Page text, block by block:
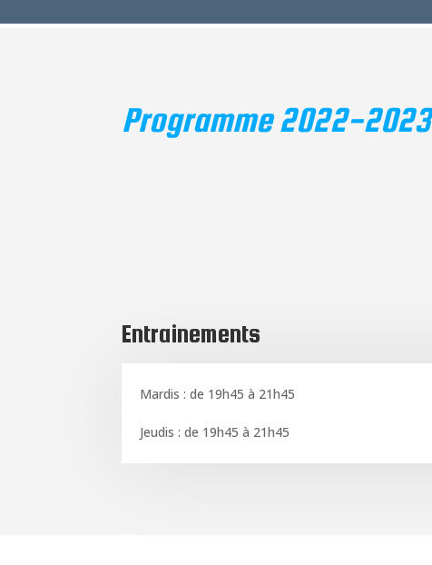
Programme 2022-2023
Entrainements
Mardis : de 19h45 à 21h45
Jeudis : de 19h45 à 21h45